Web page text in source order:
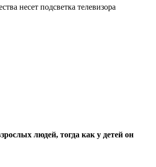
несет подсветка телевизора
людей, тогда как у детей он